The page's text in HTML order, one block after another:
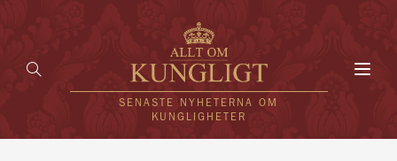
SENASTE NYHETERNA OM
KUNGLIGHETER